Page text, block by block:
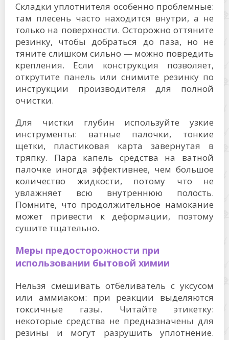
Складки уплотнителя особенно проблемные:
там плесень часто находится внутри, а не
только на поверхности. Осторожно оттяните
резинку, чтобы добраться до паза, но не
тяните слишком сильно — можно повредить
крепления. Если конструкция позволяет,
открутите панель или снимите резинку по
инструкции производителя для полной
очистки.
Для чистки глубин используйте узкие
инструменты: ватные палочки, тонкие
щетки, пластиковая карта завернутая в
тряпку. Пара капель средства на ватной
палочке иногда эффективнее, чем большое
количество жидкости, потому что не
увлажняет всю внутреннюю полость.
Помните, что продолжительное намокание
может привести к деформации, поэтому
сушите тщательно.
Меры предосторожности при
использовании бытовой химии
Нельзя смешивать отбеливатель с уксусом
или аммиаком: при реакции выделяются
токсичные газы. Читайте этикетку:
некоторые средства не предназначены для
резины и могут разрушить уплотнение.